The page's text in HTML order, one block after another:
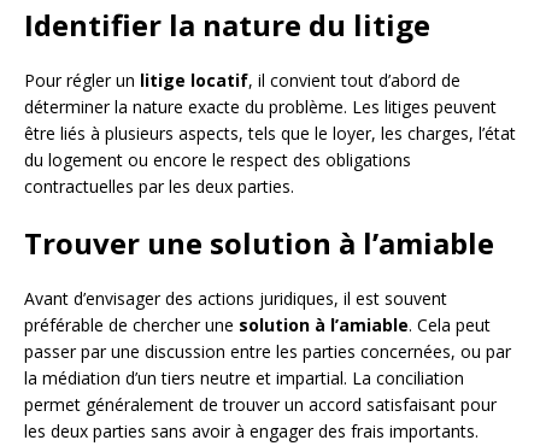
Identifier la nature du litige
Pour régler un litige locatif, il convient tout d’abord de
déterminer la nature exacte du problème. Les litiges peuvent
être liés à plusieurs aspects, tels que le loyer, les charges, l’état
du logement ou encore le respect des obligations
contractuelles par les deux parties.
Trouver une solution à l’amiable
Avant d’envisager des actions juridiques, il est souvent
préférable de chercher une solution à l’amiable. Cela peut
passer par une discussion entre les parties concernées, ou par
la médiation d’un tiers neutre et impartial. La conciliation
permet généralement de trouver un accord satisfaisant pour
les deux parties sans avoir à engager des frais importants.